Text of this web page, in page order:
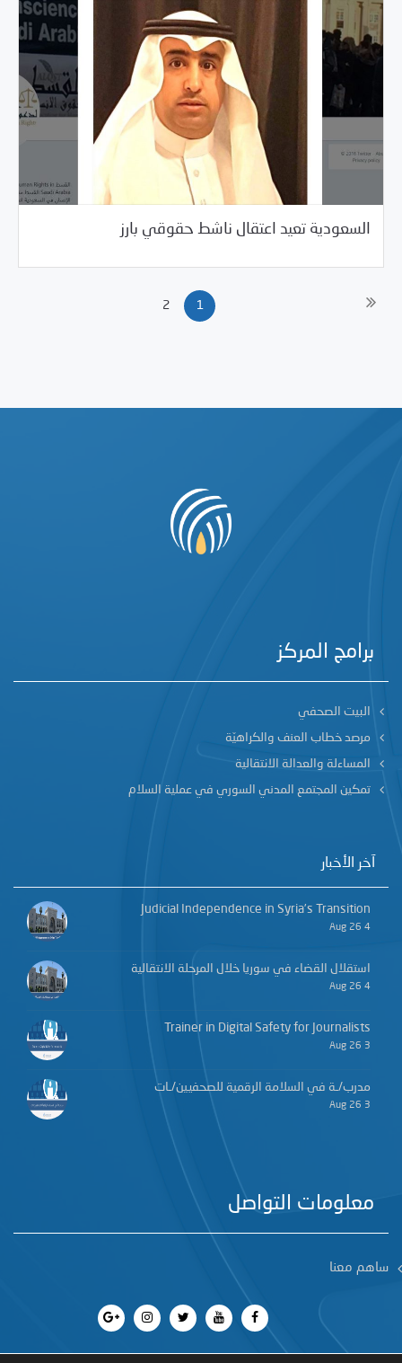
السعودية تعيد اعتقال ناشط حقوقي بارز
1
2
برامج المركز
البيت الصحفي
مرصد خطاب العنف والكراهيّة
المساءلة والعدالة الانتقالية
تمكين المجتمع المدني السوري في عملية السلام
آخر الأخبار
Judicial Independence in Syria’s Transition
4 Aug 26
استقلال القضاء في سوريا خلال المرحلة الانتقالية
4 Aug 26
Trainer in Digital Safety for Journalists
3 Aug 26
مدرب/ـة في السلامة الرقمية للصحفيين/ـات
3 Aug 26
معلومات التواصل
ساهم معنا